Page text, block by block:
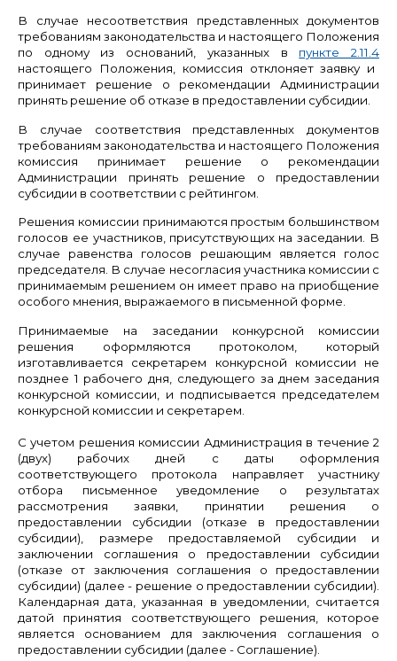
В случае несоответствия представленных документов
требованиям законодательства и настоящего Положения
по одному из оснований, указанных в пункте 2.11.4
настоящего Положения, комиссия отклоняет заявку и
принимает решение о рекомендации Администрации
принять решение об отказе в предоставлении субсидии.
В случае соответствия представленных документов
требованиям законодательства и настоящего Положения
комиссия принимает решение о рекомендации
Администрации принять решение о предоставлении
субсидии в соответствии с рейтингом.
Решения комиссии принимаются простым большинством
голосов ее участников, присутствующих на заседании. В
случае равенства голосов решающим является голос
председателя. В случае несогласия участника комиссии с
принимаемым решением он имеет право на приобщение
особого мнения, выражаемого в письменной форме.
Принимаемые на заседании конкурсной комиссии
решения оформляются протоколом, который
изготавливается секретарем конкурсной комиссии не
позднее 1 рабочего дня, следующего за днем заседания
конкурсной комиссии, и подписывается председателем
конкурсной комиссии и секретарем.
С учетом решения комиссии Администрация в течение 2
(двух) рабочих дней с даты оформления
соответствующего протокола направляет участнику
отбора письменное уведомление о результатах
рассмотрения заявки, принятии решения о
предоставлении субсидии (отказе в предоставлении
субсидии), размере предоставляемой субсидии и
заключении соглашения о предоставлении субсидии
(отказе от заключения соглашения о предоставлении
субсидии) (далее - решение о предоставлении субсидии).
Календарная дата, указанная в уведомлении, считается
датой принятия соответствующего решения, которое
является основанием для заключения соглашения о
предоставлении субсидии (далее - Соглашение).